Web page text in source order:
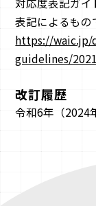
表記によるもの
https://waic.jp/
guidelines/
改訂履歴
令和6年（2024